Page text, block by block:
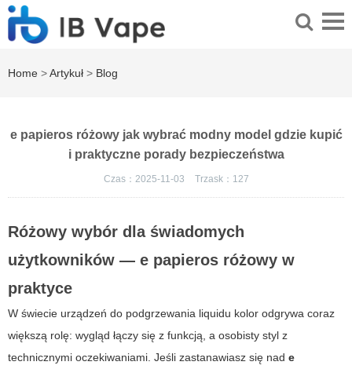
Home >Artykuł > Blog
e papieros różowy jak wybrać modny model gdzie kupić
i praktyczne porady bezpieczeństwa
Czas：2025-11-03 Trzask： 127
Różowy wybór dla świadomych
użytkowników — e papieros różowy w
praktyce
W świecie urządzeń do podgrzewania liquidu kolor odgrywa coraz
większą rolę: wygląd łączy się z funkcją, a osobisty styl z
technicznymi oczekiwaniami. Jeśli zastanawiasz się nad e